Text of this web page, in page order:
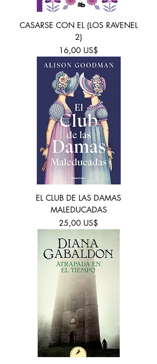
CASARSE CON EL (LOS RAVENEL
2)
Precio
16,00 US$
EL CLUB DE LAS DAMAS
MALEDUCADAS
Precio
25,00 US$